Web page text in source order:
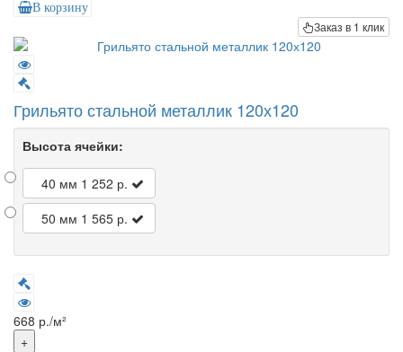
В корзину
Заказ в 1 клик
Грильято стальной металлик 120х120
Высота ячейки:
40 мм 1 252 р.
50 мм 1 565 р.
668 р./м²
+